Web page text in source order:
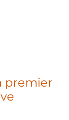
premier